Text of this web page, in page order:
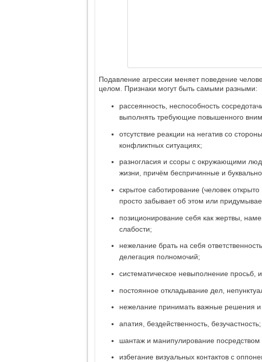
Подавление агрессии меняет поведение
целом. Признаки могут быть самыми разными:
рассеянность, неспособность
выполнять требующие повышенного
отсутствие реакции на негатив со
конфликтных ситуациях;
разногласия и ссоры с окружающими
жизни, причём беспричинные и
скрытое саботирование (человек
просто забывает об этом или
позиционирование себя как жертвы,
слабости;
нежелание брать на себя
делегация полномочий;
систематическое невыполнение
постоянное откладывание дел,
нежелание принимать важные решения и
апатия, бездейственность, безучастность;
шантаж и манипулирование
избегание визуальных контактов с